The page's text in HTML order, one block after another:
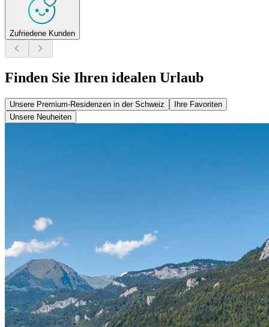
Zufriedene Kunden
Finden Sie Ihren idealen Urlaub
Unsere Premium-Residenzen in der Schweiz
Ihre Favoriten
Unsere Neuheiten